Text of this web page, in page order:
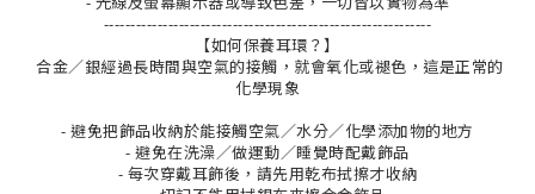
-------------------------------------------------------------
【如何保養耳環？】
合金／銀經過長時間與空氣的接觸，就會氧化或褪色，這是正常的
化學現象
- 避免把飾品收納於能接觸空氣／水分／化學添加物的地方
- 避免在洗澡／做運動／睡覺時配戴飾品
- 每次穿戴耳飾後，請先用乾布拭擦才收納